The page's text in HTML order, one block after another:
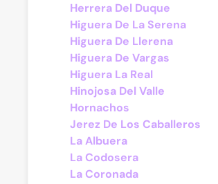
Herrera Del Duque
Higuera De La Serena
Higuera De Llerena
Higuera De Vargas
Higuera La Real
Hinojosa Del Valle
Hornachos
Jerez De Los Caballeros
La Albuera
La Codosera
La Coronada